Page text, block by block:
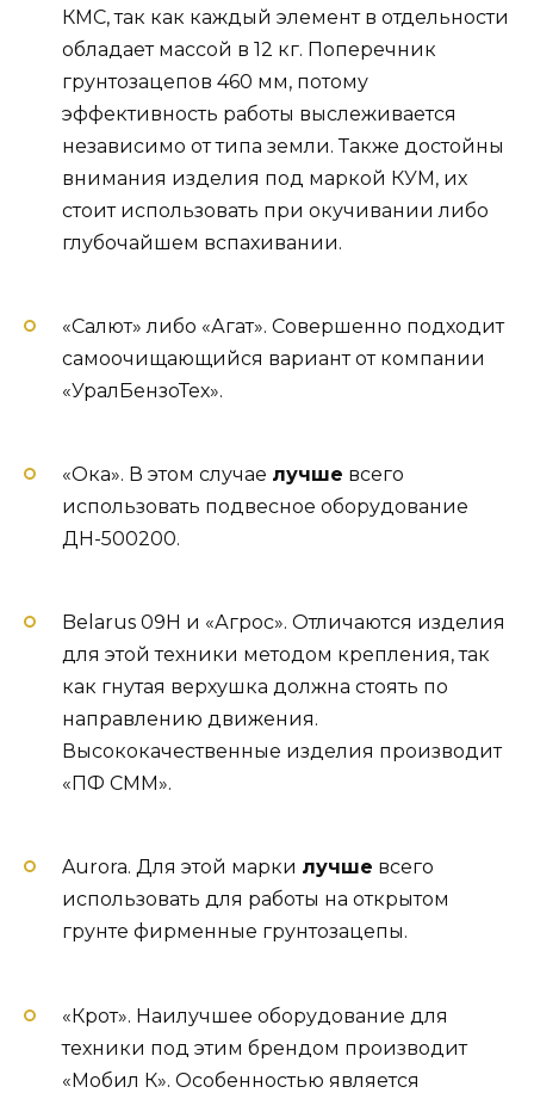
КМС, так как каждый элемент в отдельности
обладает массой в 12 кг. Поперечник
грунтозацепов 460 мм, потому
эффективность работы выслеживается
независимо от типа земли. Также достойны
внимания изделия под маркой КУМ, их
стоит использовать при окучивании либо
глубочайшем вспахивании.
«Салют» либо «Агат». Совершенно подходит
самоочищающийся вариант от компании
«УралБензоТех».
«Ока». В этом случае лучше всего
использовать подвесное оборудование
ДН-500200.
Belarus 09Н и «Агрос». Отличаются изделия
для этой техники методом крепления, так
как гнутая верхушка должна стоять по
направлению движения.
Высококачественные изделия производит
«ПФ СММ».
Aurora. Для этой марки лучше всего
использовать для работы на открытом
грунте фирменные грунтозацепы.
«Крот». Наилучшее оборудование для
техники под этим брендом производит
«Мобил К». Особенностью является